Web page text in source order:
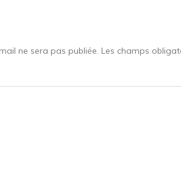
ne sera pas publiée. Les champs